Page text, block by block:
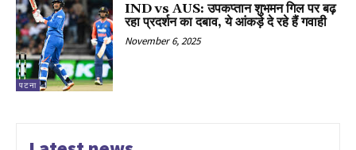
पटना
IND vs AUS: उपकप्तान शुभमन गिल पर बढ़
रहा प्रदर्शन का दबाव, ये आंकड़े दे रहे हैं गवाही
November 6, 2025